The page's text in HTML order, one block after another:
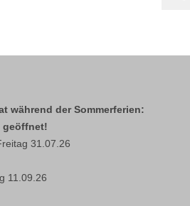
während der Sommerferien:
geöffnet!
31.07.26
11.09.26